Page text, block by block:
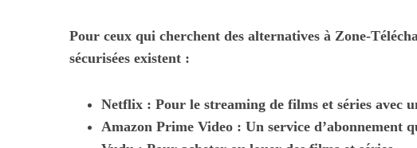
Pour ceux qui cherchent des alternatives à Zone-
sécurisées existent :
Netflix : Pour le streaming de films et séries avec
Amazon Prime Video : Un service d’abonnement